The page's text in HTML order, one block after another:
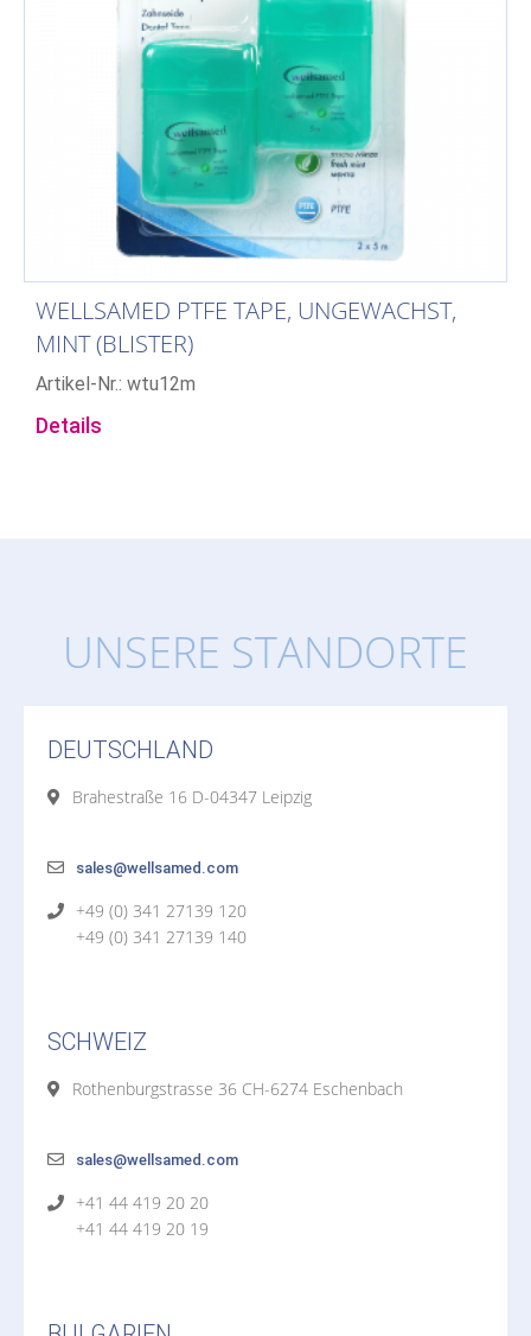
WELLSAMED PTFE TAPE, UNGEWACHST,
MINT (BLISTER)
Artikel-Nr.: wtu12m
Details
UNSERE STANDORTE
DEUTSCHLAND
Brahestraße 16 D-04347 Leipzig
sales@wellsamed.com
+49 (0) 341 27139 120
+49 (0) 341 27139 140
SCHWEIZ
Rothenburgstrasse 36 CH-6274 Eschenbach
sales@wellsamed.com
+41 44 419 20 20
+41 44 419 20 19